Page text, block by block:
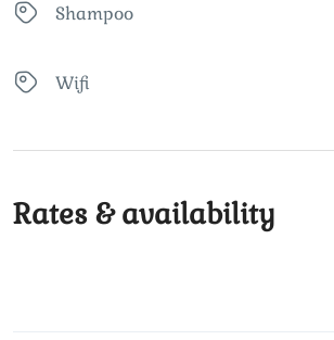
Shampoo
Wifi
Rates & availability